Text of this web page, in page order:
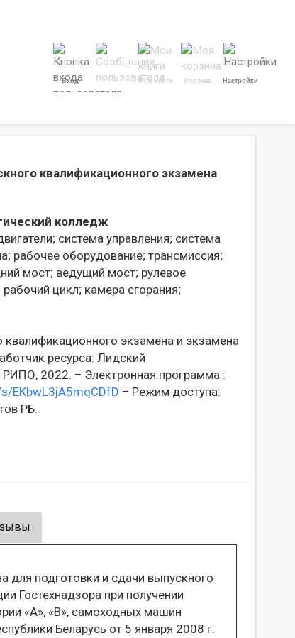
Вход Мои книги Корзина Настройки
квалификационного экзамена
колледж
система управления; система
рабочее оборудование; трансмиссия;
мост; ведущий мост; рулевое
рабочий цикл; камера сгорания;
экзамена и экзамена
ресурса: Лидский
2022. – Электронная программа :
EKbwL3jA5mqCDfD – Режим доступа:
РБ.
для подготовки и сдачи выпускного
Гостехнадзора при получении
«А», «В», самоходных машин
Беларусь от 5 января 2008 г.